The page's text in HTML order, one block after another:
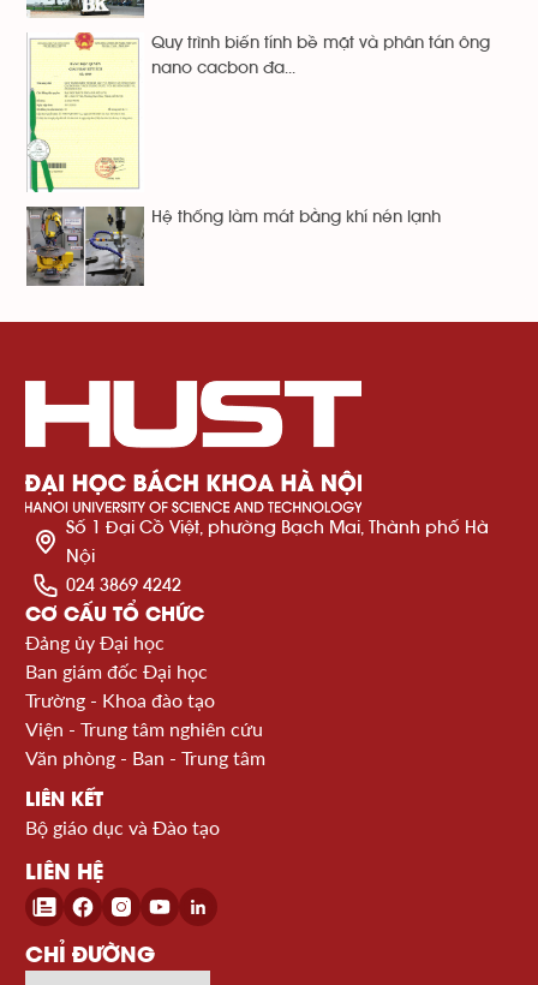
Quy trình biến tính bề mặt và phân tán ông
nano cacbon đa...
Hệ thống làm mát bằng khí nén lạnh
Số 1 Đại Cồ Việt, phường Bạch Mai, Thành phố Hà
Nội
024 3869 4242
CƠ CẤU TỔ CHỨC
Đảng ủy Đại học
Ban giám đốc Đại học
Trường - Khoa đào tạo
Viện - Trung tâm nghiên cứu
Văn phòng - Ban - Trung tâm
LIÊN KẾT
Bộ giáo dục và Đào tạo
LIÊN HỆ
CHỈ ĐƯỜNG